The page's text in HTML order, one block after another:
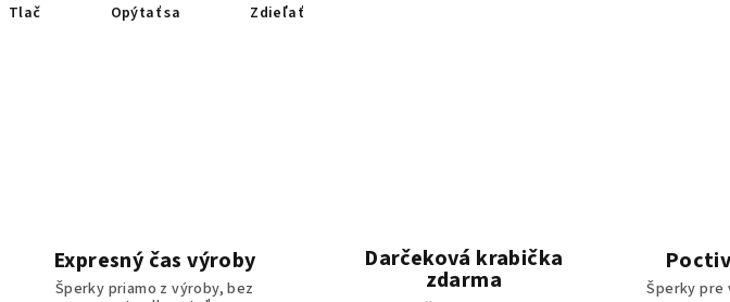
Tlač Opýtať sa Zdieľať
Expresný čas výroby
Šperky priamo z výroby, bez
Darčeková krabička
zdarma
Šperky pre